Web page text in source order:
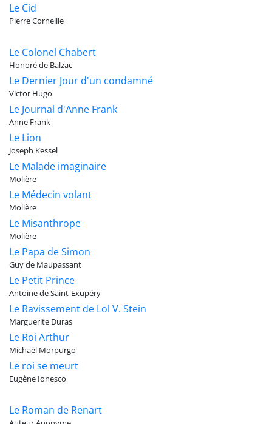
Le Cid
Pierre Corneille
Le Colonel Chabert
Honoré de Balzac
Le Dernier Jour d'un condamné
Victor Hugo
Le Journal d'Anne Frank
Anne Frank
Le Lion
Joseph Kessel
Le Malade imaginaire
Molière
Le Médecin volant
Molière
Le Misanthrope
Molière
Le Papa de Simon
Guy de Maupassant
Le Petit Prince
Antoine de Saint-Exupéry
Le Ravissement de Lol V. Stein
Marguerite Duras
Le Roi Arthur
Michaël Morpurgo
Le roi se meurt
Eugène Ionesco
Le Roman de Renart